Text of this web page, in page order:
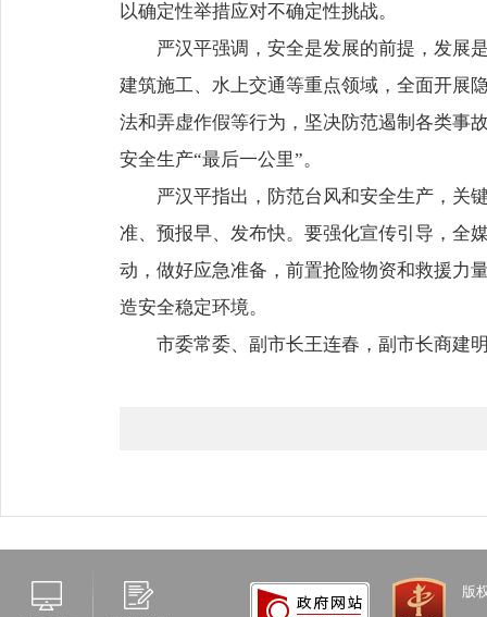
以确定性举措应对不确定性挑战。
严汉平强调，安全是发展的前提，发展
建筑施工、水上交通等重点领域，全面开展
法和弄虚作假等行为，坚决防范遏制各类事
安全生产“最后一公里”。
严汉平指出，防范台风和安全生产，关
准、预报早、发布快。要强化宣传引导，全
动，做好应急准备，前置抢险物资和救援力
造安全稳定环境。
市委常委、副市长王连春，副市长商建
版